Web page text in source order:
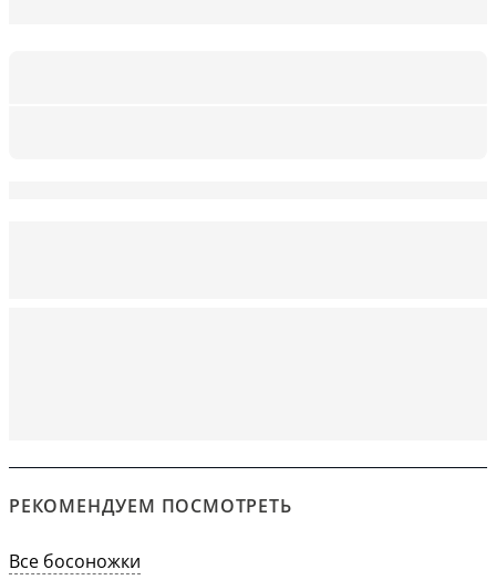
РЕКОМЕНДУЕМ ПОСМОТРЕТЬ
Все босоножки